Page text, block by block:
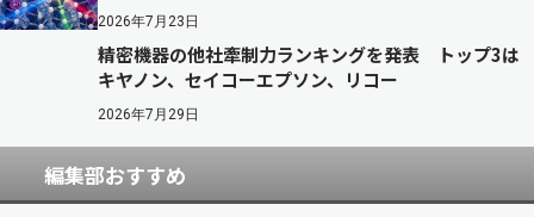
2026年7月23日
精密機器の他社牽制力ランキングを発表 トップ3は
キヤノン、セイコーエプソン、リコー
2026年7月29日
編集部おすすめ